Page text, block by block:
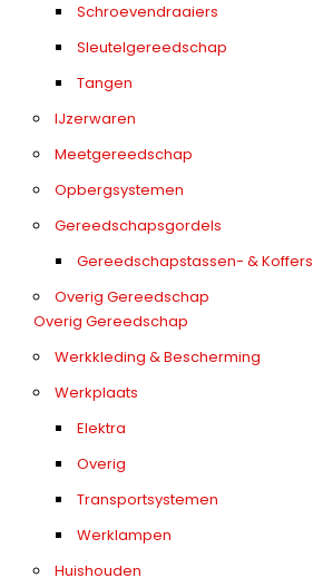
Schroevendraaiers
Sleutelgereedschap
Tangen
IJzerwaren
Meetgereedschap
Opbergsystemen
Gereedschapsgordels
Gereedschapstassen- & Koffers
Overig Gereedschap
Overig Gereedschap
Werkkleding & Bescherming
Werkplaats
Elektra
Overig
Transportsystemen
Werklampen
Huishouden